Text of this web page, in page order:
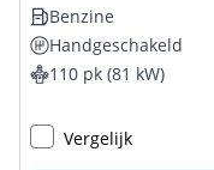
Benzine
Handgeschakeld
110 pk (81 kW)
Vergelijk